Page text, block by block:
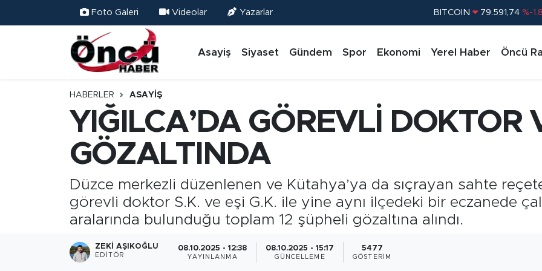
Foto Galeri Videolar Yazarlar BITCOIN 79.591,74 %-
EURO 53,38690
BİST100 14.598,00
Asayiş Siyaset Gündem Spor Ekonomi Yerel Haber Öncü
HABERLER ASAYIŞ
YIĞILCA’DA GÖREVLİ DOKTOR
GÖZALTINDA
Düzce merkezli düzenlenen ve Kütahya’ya da sıçrayan sahte
görevli doktor S.K. ve eşi G.K. ile yine aynı ilçedeki bir eczanede
aralarında bulunduğu toplam 12 şüpheli gözaltına alındı.
ZEKI AŞIKOĞLU
EDITÖR
08.10.2025 - 12:38
YAYINLANMA
08.10.2025 - 15:17
GÜNCELLEME
5477
GÖSTERIM
Sağlık & Çevre
Yerel Haber
Öncü TV İzle
Düzce Nöbetçi Eczaneler
Düzce Hava Durumu
Düzce Namaz Vakitleri
Düzce Trafik Yoğunluk Haritası
Tüm Manşetler
Haber Arşivi